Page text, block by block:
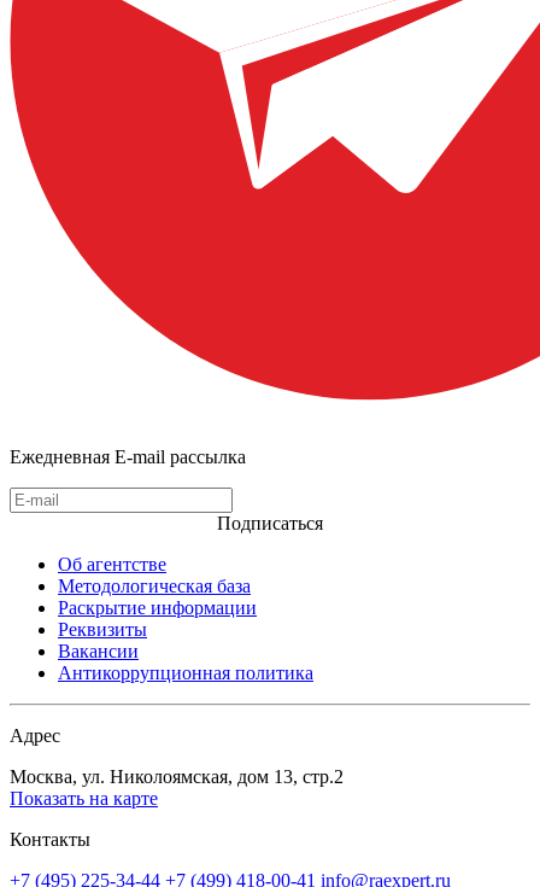
Ежедневная E-mail рассылка
Подписаться
Об агентстве
Методологическая база
Раскрытие информации
Реквизиты
Вакансии
Антикоррупционная политика
Адрес
Москва, ул. Николоямская, дом 13, стр.2
Показать на карте
Контакты
+7 (495) 225-34-44 +7 (499) 418-00-41 info@raexpert.ru